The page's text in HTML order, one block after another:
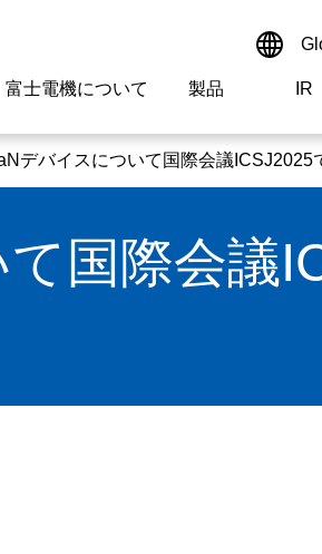
Global
富士電機について
会社
製品
御機器 低圧
IR
報 IR資
アリティ 環境
用情報 高専
るご質問 製品
デバイスについて国際会議ICSJ2025
国際会議